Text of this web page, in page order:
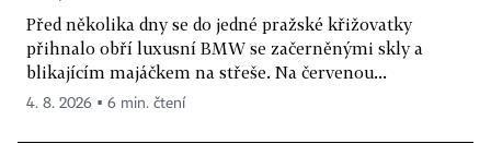
Před několika dny se do jedné pražské křižovatky
přihnalo obří luxusní BMW se začerněnými skly a
blikajícím majáčkem na střeše. Na červenou...
4. 8. 2026 ▪ 6 min. čtení